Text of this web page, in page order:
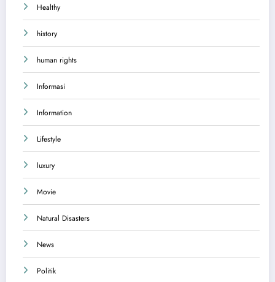
Healthy
history
human rights
Informasi
Information
Lifestyle
luxury
Movie
Natural Disasters
News
Politik